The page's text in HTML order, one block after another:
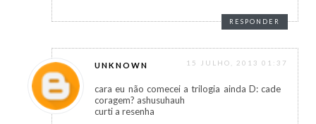
RESPONDER
UNKNOWN 15 JULHO, 2013 01:37
cara eu não comecei a trilogia ainda D: cade
coragem? ashusuhauh
curti a resenha